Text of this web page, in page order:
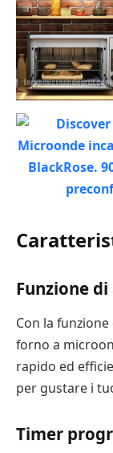
Funzione
Con la
forno a
rapido ed
per gustare i
Timer